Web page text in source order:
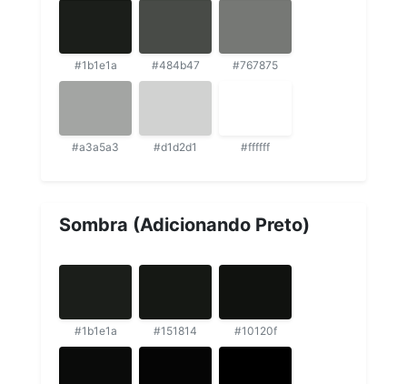
#1b1e1a #484b47 #767875
#a3a5a3 #d1d2d1 #ffffff
Sombra (Adicionando Preto)
#1b1e1a #151814 #10120f